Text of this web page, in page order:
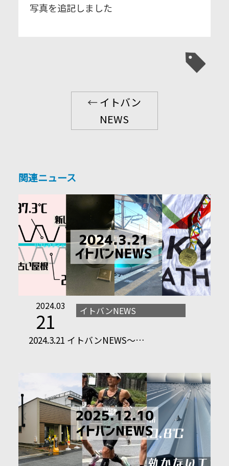
写真を追記しました
←イトバン
NEWS
関連ニュース
2024.03
21 イトバンNEWS
2024.3.21 イトバンNEWS～…